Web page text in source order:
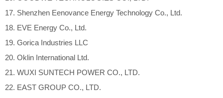
17. Shenzhen Eenovance Energy Technology Co., Ltd.
18. EVE Energy Co., Ltd.
19. Gorica Industries LLC
20. Oklin International Ltd.
21. WUXI SUNTECH POWER CO., LTD.
22. EAST GROUP CO., LTD.